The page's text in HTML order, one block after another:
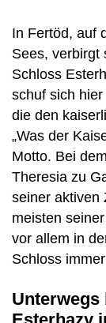
In Fertöd, auf
Sees, verbirgt
Schloss
schuf sich
die den
„Was der
Motto. Bei
Theresia zu
seiner aktiven
meisten
vor allem in
Schloss
Unterwegs